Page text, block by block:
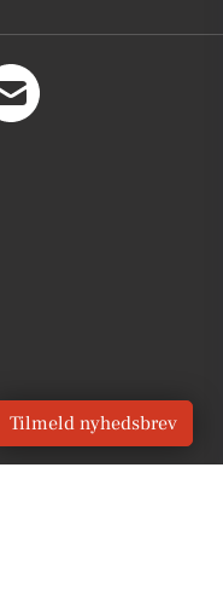
Tilmeld nyhedsbrev